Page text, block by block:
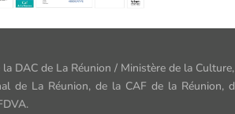
DAC de La Réunion / Ministère de la Culture,
de La Réunion, de la CAF de la Réunion,